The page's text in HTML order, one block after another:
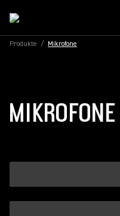
Produkte / Mikrofone
MIKROFONE